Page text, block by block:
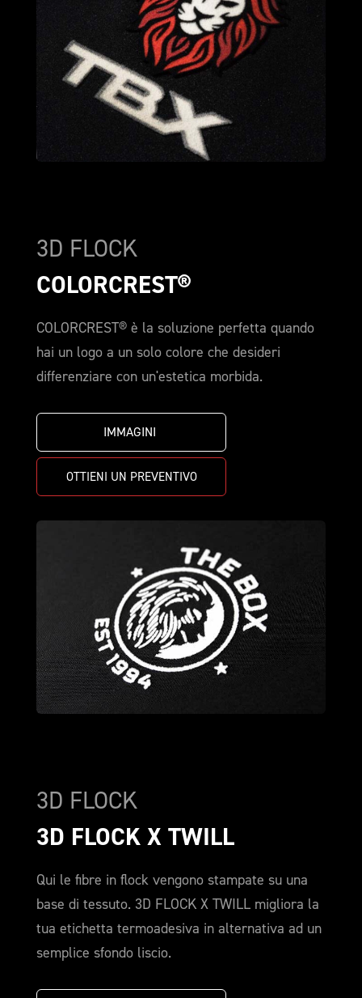
3D FLOCK
COLORCREST®
COLORCREST® è la soluzione perfetta quando
hai un logo a un solo colore che desideri
differenziare con un'estetica morbida.
IMMAGINI
OTTIENI UN PREVENTIVO
3D FLOCK
3D FLOCK X TWILL
Qui le fibre in flock vengono stampate su una
base di tessuto. 3D FLOCK X TWILL migliora la
tua etichetta termoadesiva in alternativa ad un
semplice sfondo liscio.